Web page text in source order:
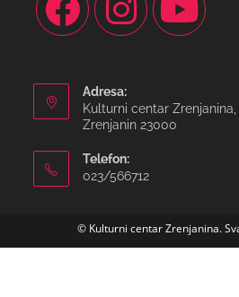
Adresa:
Kulturni centar
Zrenjanin 23000
Telefon:
023/566712
© Kulturni centar Zrenjanina.